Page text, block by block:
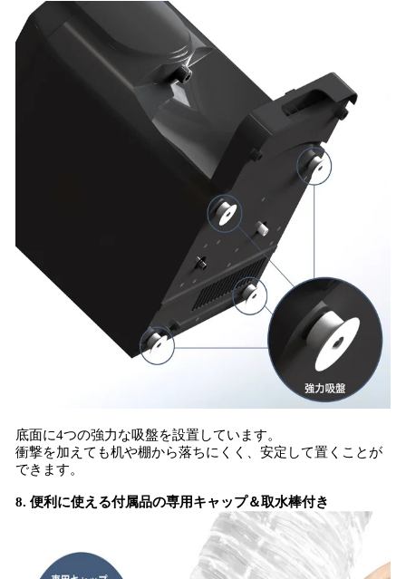
底面に4つの強力な吸盤を設置しています。
衝撃を加えても机や棚から落ちにくく、安定して置くことが
できます。
8. 便利に使える付属品の専用キャップ＆取水棒付き